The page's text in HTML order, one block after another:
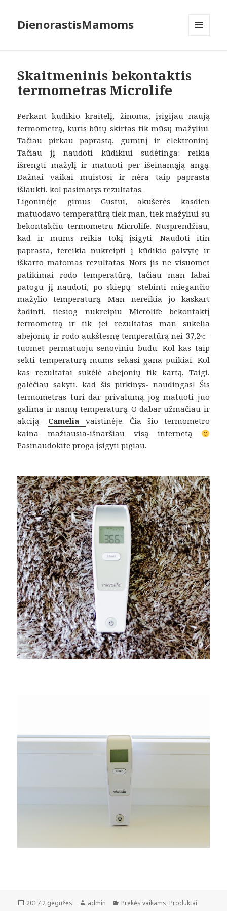
DienorastisMamoms
Skaitmeninis bekontaktis
termometras Microlife
Perkant kūdikio kraitelį, žinoma, įsigijau naują
termometrą, kuris būtų skirtas tik mūsų mažyliui.
Tačiau pirkau paprastą, guminį ir elektroninį.
Tačiau jį naudoti kūdikiui sudėtinga: reikia
išrengti mažylį ir matuoti per išeinamąją angą.
Dažnai vaikai muistosi ir nėra taip paprasta
išlaukti, kol pasimatys rezultatas.
Ligoninėje gimus Gustui, akušerės kasdien
matuodavo temperatūrą tiek man, tiek mažyliui su
bekontakčiu termometru Microlife. Nusprendžiau,
kad ir mums reikia tokį įsigyti. Naudoti itin
paprasta, tereikia nukreipti į kūdikio galvytę ir
iškarto matomas rezultatas. Nors jis ne visuomet
patikimai rodo temperatūrą, tačiau man labai
patogu jį naudoti, po skiepų- stebinti miegančio
mažylio temperatūrą. Man nereikia jo kaskart
žadinti, tiesiog nukreipiu Microlife bekontaktį
termometrą ir tik jei rezultatas man sukelia
abejonių ir rodo aukštesnę temperatūrą nei 37,2ºC–
tuomet permatuoju senoviniu būdu. Kol kas taip
sekti temperatūrą mums sekasi gana puikiai. Kol
kas rezultatai sukėlė abejonių tik kartą. Taigi,
galėčiau sakyti, kad šis pirkinys- naudingas! Šis
termometras turi dar privalumą jog matuoti juo
galima ir namų temperatūrą. O dabar užmačiau ir
akciją- Camelia vaistinėje. Čia šio termometro
kaina mažiausia-išnaršiau visą internetą
Pasinaudokite proga įsigyti pigiau.
Paskelbta
2017 2 gegužės Autorius
admin Kategorijos
Prekės vaikams, Produktai